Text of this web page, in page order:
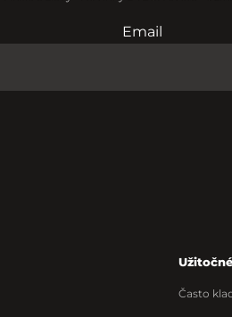
Nevypĺňajte
Email
Často